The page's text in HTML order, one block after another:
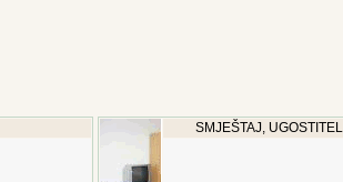
SMJEŠTAJ,